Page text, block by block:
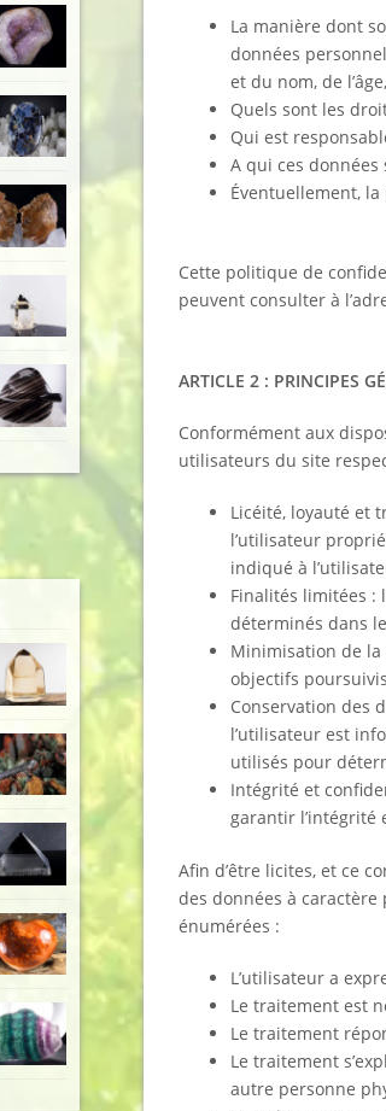
La manière dont
données
et du nom, de
Quels sont les
Qui est
A qui ces
Éventuellement,
Cette politique de
peuvent consulter à
ARTICLE 2 : PRINCIPES
Conformément aux
utilisateurs du site
Licéité, loyauté et
l’utilisateur
indiqué à
Finalités limitées :
déterminés dans
Minimisation de la
objectifs
Conservation des
l’utilisateur est
utilisés pour
Intégrité et
garantir l’intégrité
Afin d’être licites, et ce
des données à
énumérées :
L’utilisateur a
Le traitement est
Le traitement
Le traitement
autre personne